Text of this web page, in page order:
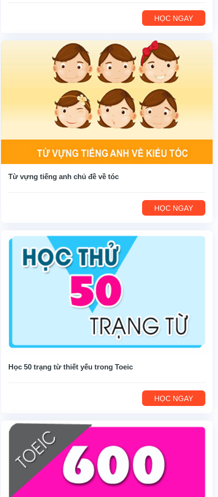
HỌC NGAY
Từ vựng tiếng anh chủ đề về tóc
HỌC NGAY
Học 50 trạng từ thiết yếu trong Toeic
HỌC NGAY